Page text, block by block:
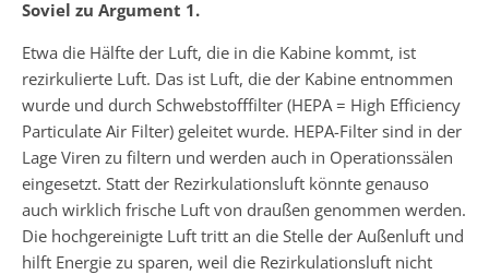
Soviel zu Argument 1.
Etwa die Hälfte der Luft, die in die Kabine kommt, ist
rezirkulierte Luft. Das ist Luft, die der Kabine entnommen
wurde und durch Schwebstofffilter (HEPA = High Efficiency
Particulate Air Filter) geleitet wurde. HEPA-Filter sind in der
Lage Viren zu filtern und werden auch in Operationssälen
eingesetzt. Statt der Rezirkulationsluft könnte genauso
auch wirklich frische Luft von draußen genommen werden.
Die hochgereinigte Luft tritt an die Stelle der Außenluft und
hilft Energie zu sparen, weil die Rezirkulationsluft nicht